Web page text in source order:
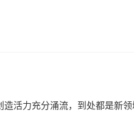
活力充分涌流，到处都是新